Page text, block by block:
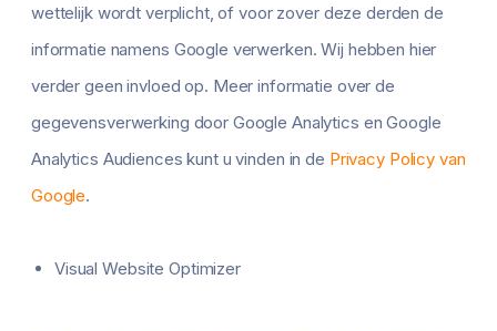
wettelijk wordt verplicht, of voor zover deze derden de
informatie namens Google verwerken. Wij hebben hier
verder geen invloed op. Meer informatie over de
gegevensverwerking door Google Analytics en Google
Analytics Audiences kunt u vinden in de Privacy Policy van
Google.
Visual Website Optimizer